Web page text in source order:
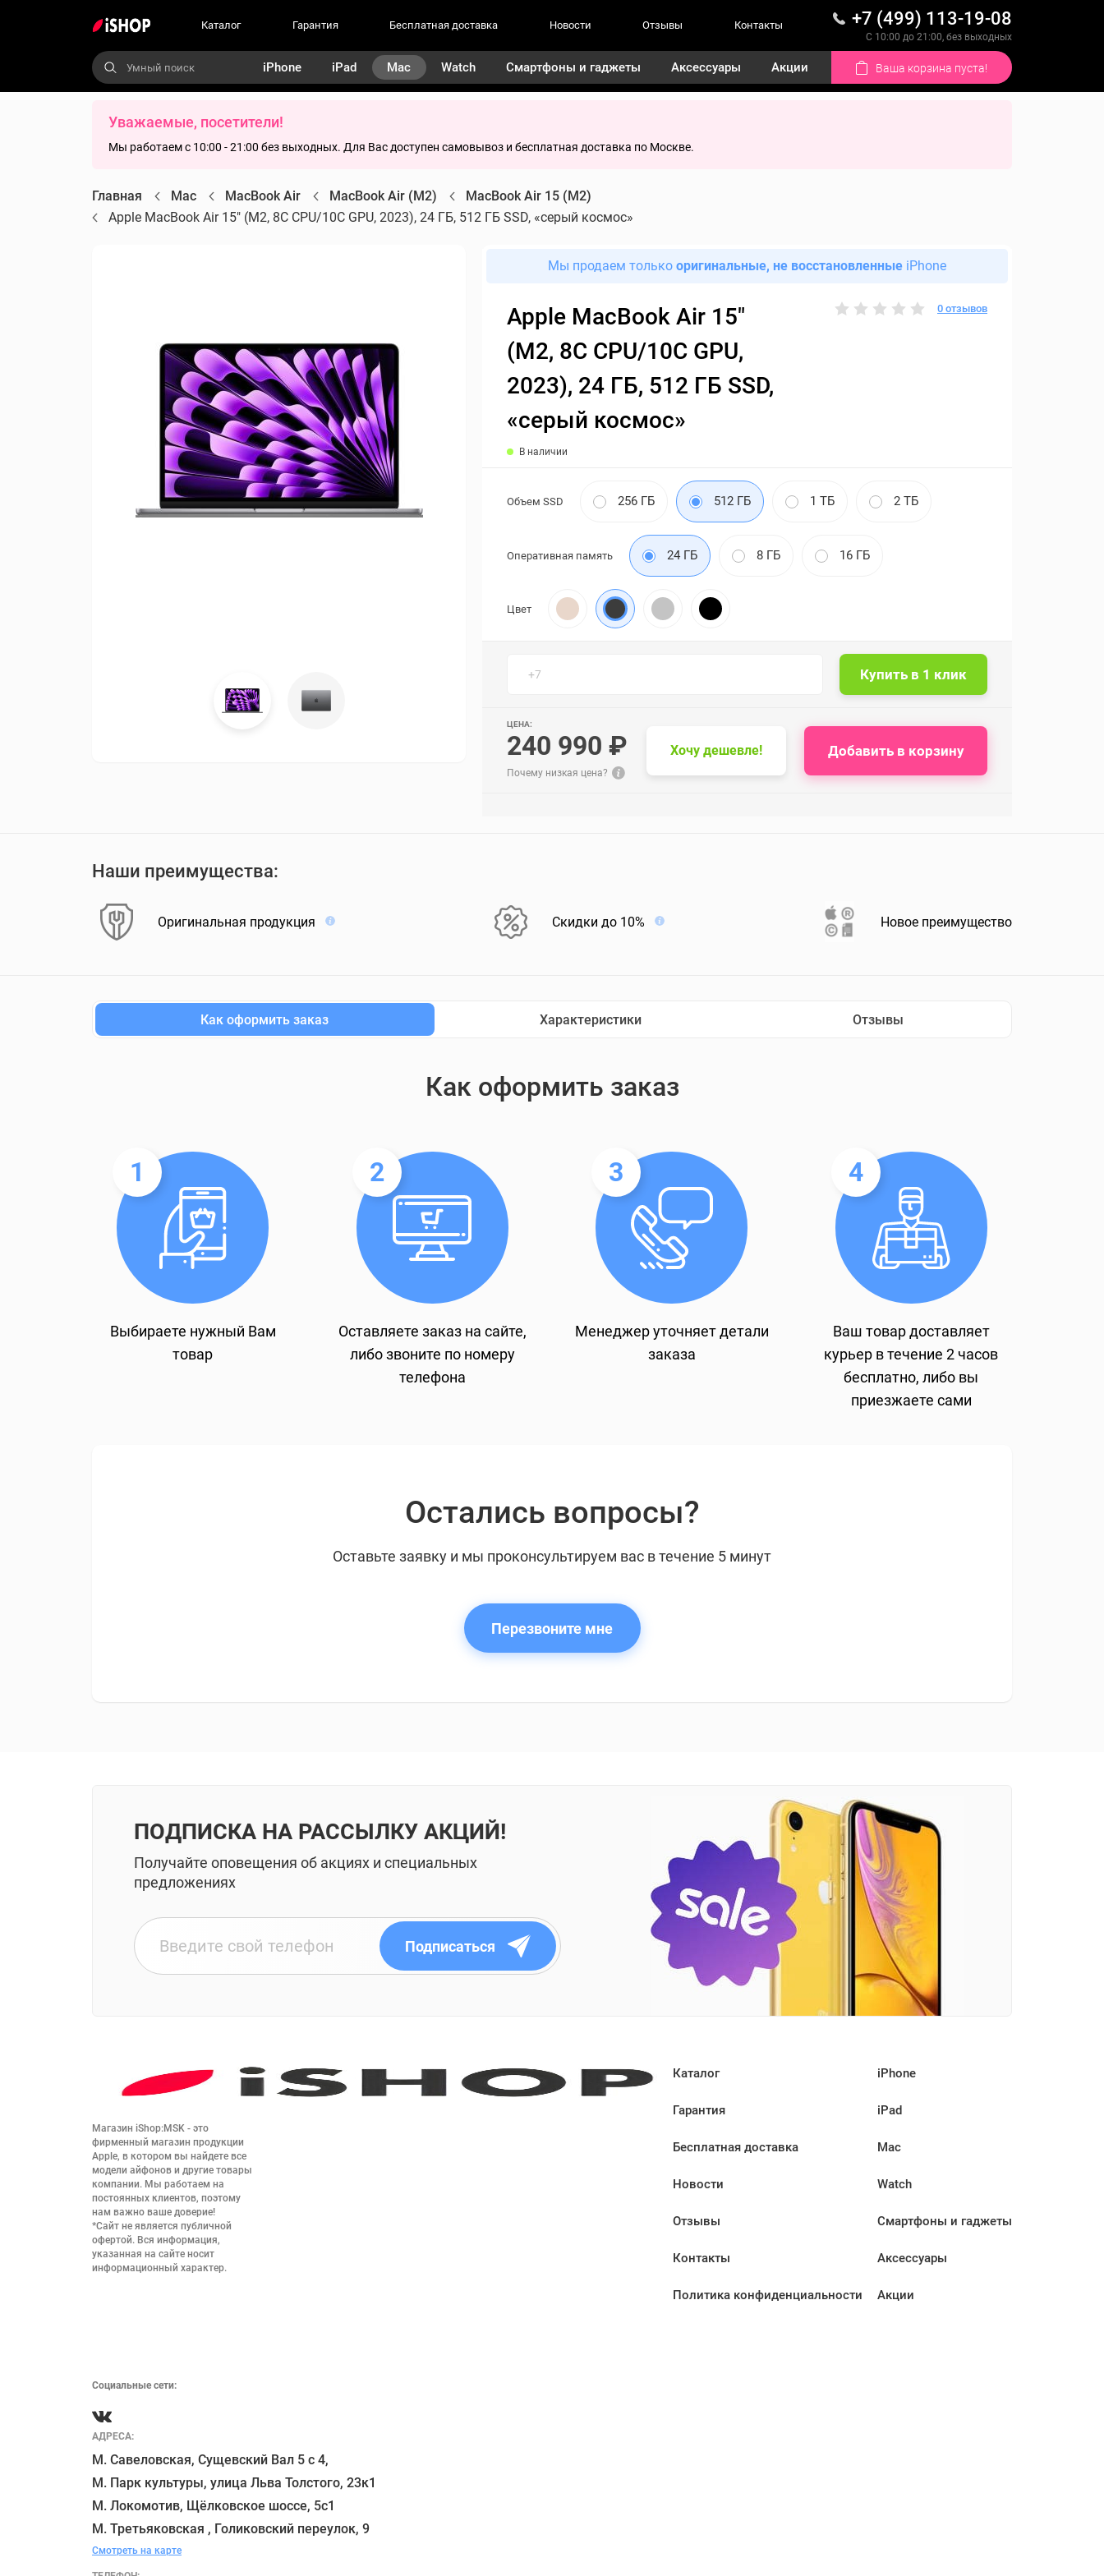
Каталог Гарантия Бесплатная доставка Новости Отзывы Контакты +7 (499) 113-19-08
С 10:00 до 21:00, без выходных
iPhone iPad Mac Watch Смартфоны и гаджеты Аксессуары Акции Ваша корзина пуста!
Уважаемые, посетители!
Мы работаем с 10:00 - 21:00 без выходных. Для Вас доступен самовывоз и бесплатная доставка по Москве.
Главная Mac MacBook Air MacBook Air (M2)
MacBook Air 15 (M2)
Apple MacBook Air 15" (M2, 8C CPU/10C GPU, 2023), 24 ГБ, 512 ГБ SSD, «серый космос»
Мы продаем только оригинальные, не восстановленные iPhone
Apple MacBook Air 15"
(M2, 8C CPU/10C GPU,
2023), 24 ГБ, 512 ГБ SSD,
«серый космос»
0 отзывов
В наличии
Объем SSD 256 ГБ 512 ГБ 1 ТБ 2 ТБ
Оперативная память 24 ГБ 8 ГБ 16 ГБ
Цвет
ЦЕНА:
240 990 ₽
Почему низкая цена?
Хочу дешевле! Добавить в корзину
Наши преимущества:
Оригинальная продукция Скидки до 10% Новое преимущество
Как оформить заказ Характеристики Отзывы
Как оформить заказ
1
Выбираете нужный Вам
товар
2
Оставляете заказ на сайте,
либо звоните по номеру
телефона
3
Менеджер уточняет детали
заказа
4
Ваш товар доставляет
курьер в течение 2 часов
бесплатно, либо вы
приезжаете сами
Остались вопросы?
Оставьте заявку и мы проконсультируем вас в течение 5 минут
Перезвоните мне
ПОДПИСКА НА РАССЫЛКУ АКЦИЙ!
Получайте оповещения об акциях и специальных
предложениях
Подписаться
Магазин iShop:MSK - это
фирменный магазин продукции
Apple, в котором вы найдете все
модели айфонов и другие товары
компании. Мы работаем на
постоянных клиентов, поэтому
нам важно ваше доверие!
*Сайт не является публичной
офертой. Вся информация,
указанная на сайте носит
информационный характер.
Социальные сети:
Каталог
Гарантия
Бесплатная доставка
Новости
Отзывы
Контакты
Политика конфиденциальности
iPhone
iPad
Mac
Watch
Смартфоны и гаджеты
Аксессуары
Акции
АДРЕСА:
М. Савеловская, Сущевский Вал 5 с 4,
М. Парк культуры, улица Льва Толстого, 23к1
М. Локомотив, Щёлковское шоссе, 5с1
Смотреть на карте